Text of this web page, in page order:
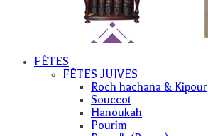
FÊTES
FÊTES JUIVES
Roch hachana & Kipour
Souccot
Hanoukah
Pourim